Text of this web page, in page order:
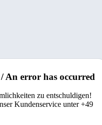
An error has occurred
zu entschuldigen!
Kundenservice unter +49